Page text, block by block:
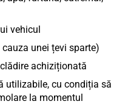
vehicul
unei țevi sparte)
achiziționată
utilizabile, cu condiția să
la momentul